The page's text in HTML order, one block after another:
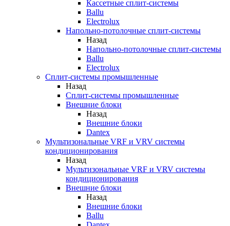
Кассетные сплит-системы
Ballu
Electrolux
Напольно-потолочные сплит-системы
Назад
Напольно-потолочные сплит-системы
Ballu
Electrolux
Сплит-системы промышленные
Назад
Сплит-системы промышленные
Внешние блоки
Назад
Внешние блоки
Dantex
Мультизональные VRF и VRV системы
кондиционирования
Назад
Мультизональные VRF и VRV системы
кондиционирования
Внешние блоки
Назад
Внешние блоки
Ballu